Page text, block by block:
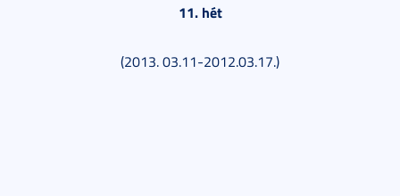
11. hét
(2013. 03.11-2012.03.17.)